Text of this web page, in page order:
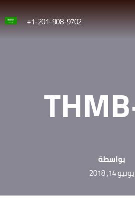
1-201-908-9702+
بواسطة
يونيو 14, 2018